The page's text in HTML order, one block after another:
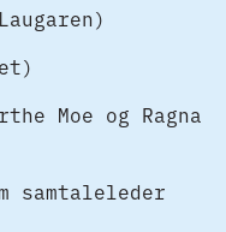
Moe og Ragna
samtaleleder